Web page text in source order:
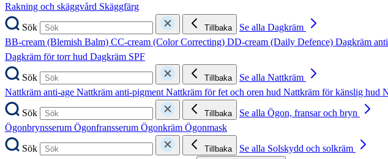
Rakning och skäggvård Skäggfärg
Sök
Tillbaka
Se alla Dagkräm
BB-cream (Blemish Balm) CC-cream (Color Correcting) DD-cream (Daily Defence) Dagkräm
Dagkräm för torr hud Dagkräm SPF
Sök
Tillbaka
Se alla Nattkräm
Nattkräm anti-age Nattkräm anti-pigment Nattkräm för fet och oren hud Nattkräm för känslig hud
Sök
Tillbaka
Se alla Ögon, fransar och bryn
Ögonbrynsserum Ögonfransserum Ögonkräm Ögonmask
Sök
Tillbaka
Se alla Solskydd och solkräm